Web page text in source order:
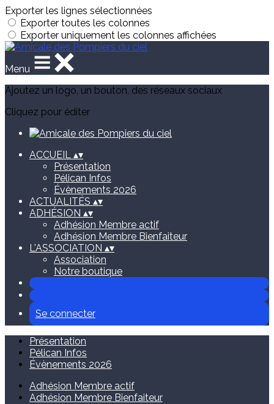
Exporter les lignes sélectionnées
Exporter toutes les colonnes
Exporter uniquement les colonnes affichées
Menu
Ajoutez un logo, un bouton, des réseaux sociaux
Cliquez pour éditer
ACCUEIL ▴▾
Présentation
Pélican Infos
Évènements 2026
ACTUALITÉS ▴▾
ADHÉSION ▴▾
Adhésion Membre actif
Adhésion Membre Bienfaiteur
L'ASSOCIATION ▴▾
Association
Notre boutique
Se connecter
Présentation
Pélican Infos
Évènements 2026
Adhésion Membre actif
Adhésion Membre Bienfaiteur